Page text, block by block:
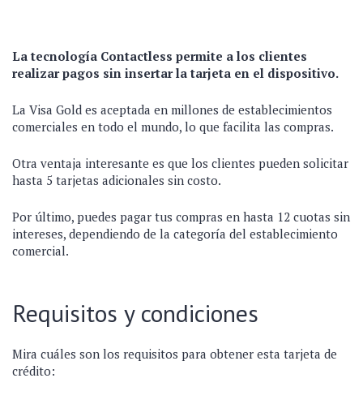
La tecnología Contactless permite a los clientes
realizar pagos sin insertar la tarjeta en el dispositivo.
La Visa Gold es aceptada en millones de establecimientos
comerciales en todo el mundo, lo que facilita las compras.
Otra ventaja interesante es que los clientes pueden solicitar
hasta 5 tarjetas adicionales sin costo.
Por último, puedes pagar tus compras en hasta 12 cuotas sin
intereses, dependiendo de la categoría del establecimiento
comercial.
Requisitos y condiciones
Mira cuáles son los requisitos para obtener esta tarjeta de
crédito: